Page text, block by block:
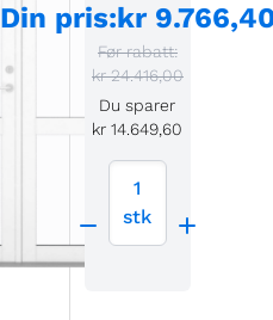
Din pris:kr
Før rabatt:
kr 24.416,00
Du sparer
kr 14.649,60
1
stk